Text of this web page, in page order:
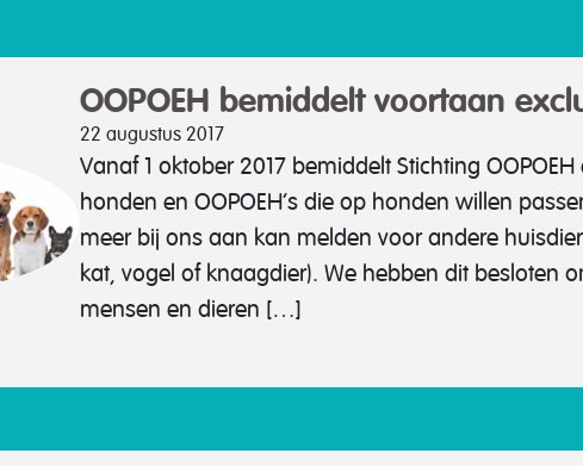
OOPOEH bemiddelt voortaan
22 augustus 2017
Vanaf 1 oktober 2017 bemiddelt Stichting
honden en OOPOEH’s die op honden willen
meer bij ons aan kan melden voor andere
kat, vogel of knaagdier). We hebben dit besloten
mensen en dieren […]